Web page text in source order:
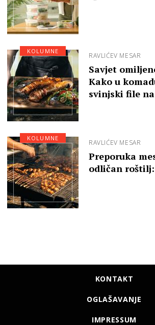
RAVLIĆEV MESAR
Savjet
Kako u
svinjski file
KOLUMNE
RAVLIĆEV MESAR
Preporuka
odličan roštilj:
KOLUMNE
KONTAKT
OGLAŠAVANJE
IMPRESSUM